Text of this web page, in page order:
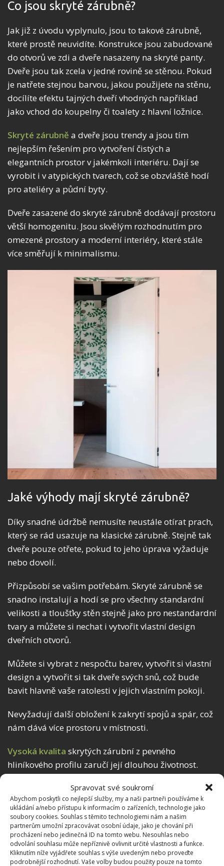
Spravovat své soukromí
Abychom poskytli co nejlepší služby, my a naši partneři používáme k
ukládání a/nebo přístupu k informacím o zařízeních, technologie jako
soubory cookies. Souhlas s těmito technologiemi nám a našim
partnerům umožní zpracovávat osobní údaje, jako je chování při
procházení nebo jedinečná ID na tomto webu. Nesouhlas nebo
odvolání souhlasu může nepříznivě ovlivnit určité vlastnosti a funkce.
Kliknutím níže vyjádřete souhlas s výše uvedeným nebo proveďte
podrobnější rozhodnutí. Vaše volby budou použity pouze na tomto
Co jsou skryté zárubně?
Jak již z úvodu vyplynulo, jsou to takové zárubně,
které prostě neuvidíte. Konstrukce jsou zabudované
do otvorů ve zdi a dveře nasazeny na skryté panty.
Dveře jsou tak zcela v jedné rovině se stěnou. Pokud
je natřete stejnou barvou, jakou použijete na stěnu,
docílíte efektu tajných dveří vhodných například
jako vchod do koupelny či toalety z hlavní ložnice.
Skryté zárubně a dveře jsou trendy a jsou tím
nejlepším řešením pro vytvoření čistých a
elegantních prostor v jakémkoli interiéru. Dají se
vyrobit i v atypických tvarech, což se obzvláště hodí
pro ateliéry a půdní byty.
Dveře zasazené do skryté zárubně dodávají prostoru
větší homogenitu. Jsou skvělým rozhodnutím pro
omezené prostory a moderní interiéry, které stále
více směřují k minimalismu.
Jaké výhody mají skryté zárubně?
Díky snadné údržbě nemusíte neustále otírat prach,
který se rád usazuje na klasické zárubně. Stejně tak
dveře pouze otřete, pokud to jeho úprava vyžaduje
nebo dovolí.
Přizpůsobí se vašim potřebám. Skryté zárubně se
snadno instalují a hodí se pro všechny standardní
velikosti a tloušťky stěn stejně jako pro nestandardní
tvary a můžete si nechat i vytvořit vlastní design
dveřních otvorů.
Můžete si vybrat z nespočtu barev, vytvořit si vlastní
design a vytvořit si tak dveře svých snů, což bude
bavit hlavně vaše ratolesti v jejich vlastním pokoji.
Nevyžadují další obložení k zakrytí spojů a spár, což
nám dává více prostoru v místnosti.
Vysoká kvalita skrytých zárubní z pevného
hliníkového profilu zaručí její dlouhou životnost.